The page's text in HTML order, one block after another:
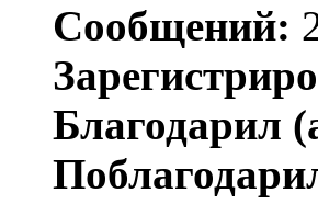
Сообщений:
Благодарил